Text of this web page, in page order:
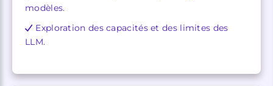
modèles.
Exploration des capacités et des limites des
LLM.